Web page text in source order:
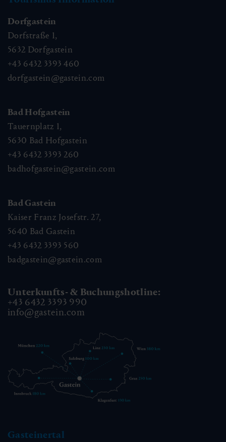
Dorfgastein
Dorfstraße 1,
5632 Dorfgastein
+43 6432 3393 460
dorfgastein@gastein.com
Bad Hofgastein
Tauernplatz 1,
5630 Bad Hofgastein
+43 6432 3393 260
badhofgastein@gastein.com
Bad Gastein
Kaiser Franz Josefstr. 27,
5640 Bad Gastein
+43 6432 3393 560
badgastein@gastein.com
Unterkunfts- & Buchungshotline:
+43 6432 3393 990
info@gastein.com
Gasteinertal